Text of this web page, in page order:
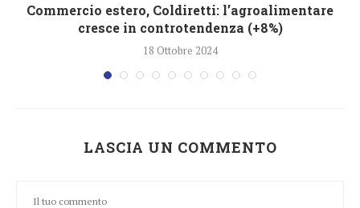
Commercio estero, Coldiretti: l’agroalimentare
cresce in controtendenza (+8%)
18 Ottobre 2024
LASCIA UN COMMENTO